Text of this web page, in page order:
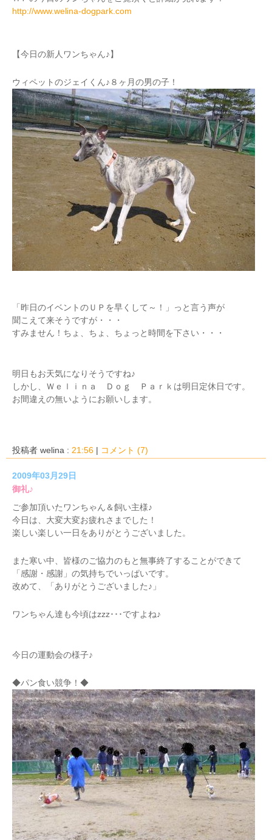
http://www.welina-dogpark.com
【今日の新人ワンちゃん♪】
ウィペットのジェイくん♪８ヶ月の男の子！
「昨日のイベントのＵＰを早くして～！」っと言う声が
聞こえて来そうですが・・・
すみません！ちょ、ちょ、ちょっと時間を下さい・・・
明日もお天気になりそうですね♪
しかし、Ｗｅｌｉｎａ Ｄｏｇ Ｐａｒｋは明日定休日です。
お間違えの無いようにお願いします。
投稿者 welina : 21:56 | コメント (7)
2009年03月29日
御礼♪
ご参加頂いたワンちゃん＆飼い主様♪
今日は、大変大変お疲れさまでした！
楽しい楽しい一日をありがとうございました。
また寒い中、皆様のご協力のもと無事終了することができて
「感謝・感謝」の気持ちでいっぱいです。
改めて、「ありがとうございました♪」
ワンちゃん達も今頃はzzz･･･ですよね♪
今日の運動会の様子♪
◆パン食い競争！◆